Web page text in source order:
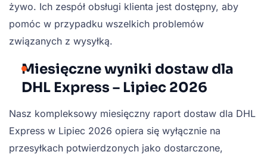
żywo. Ich zespół obsługi klienta jest dostępny, aby
pomóc w przypadku wszelkich problemów
związanych z wysyłką.
Miesięczne wyniki dostaw dla
DHL Express – Lipiec 2026
Nasz kompleksowy miesięczny raport dostaw dla DHL
Express w Lipiec 2026 opiera się wyłącznie na
przesyłkach potwierdzonych jako dostarczone,